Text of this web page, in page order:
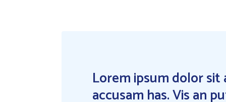
Lorem ipsum dolor sit
accusam has. Vis an